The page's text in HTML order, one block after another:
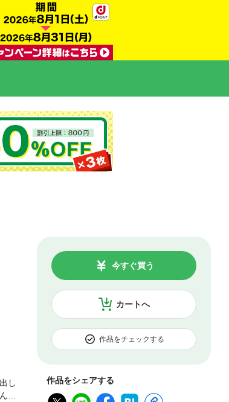
カートへ
今すぐ買う
作品をチェックする
作品をシェアする
し
だ